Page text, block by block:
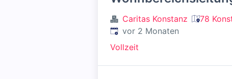
Caritas Konstanz
78
Veröffentlicht:
vor 2 Monaten
Vollzeit